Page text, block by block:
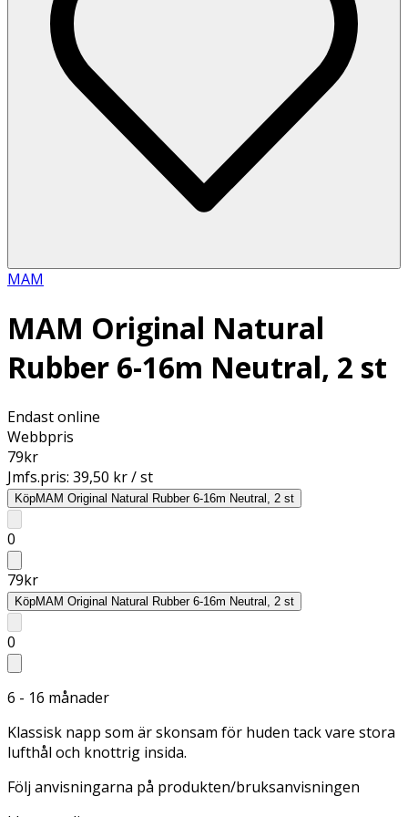
MAM
MAM Original Natural
Rubber 6-16m Neutral, 2 st
Endast online
Webbpris
79kr
Jmfs.pris: 39,50 kr / st
KöpMAM Original Natural Rubber 6-16m Neutral, 2 st
0
79kr
KöpMAM Original Natural Rubber 6-16m Neutral, 2 st
0
6 - 16 månader
Klassisk napp som är skonsam för huden tack vare stora
lufthål och knottrig insida.
Följ anvisningarna på produkten/bruksanvisningen